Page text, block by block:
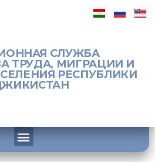
СЛУЖБА
ТРУДА, МИГРАЦИИ И
РЕСПУБЛИКИ